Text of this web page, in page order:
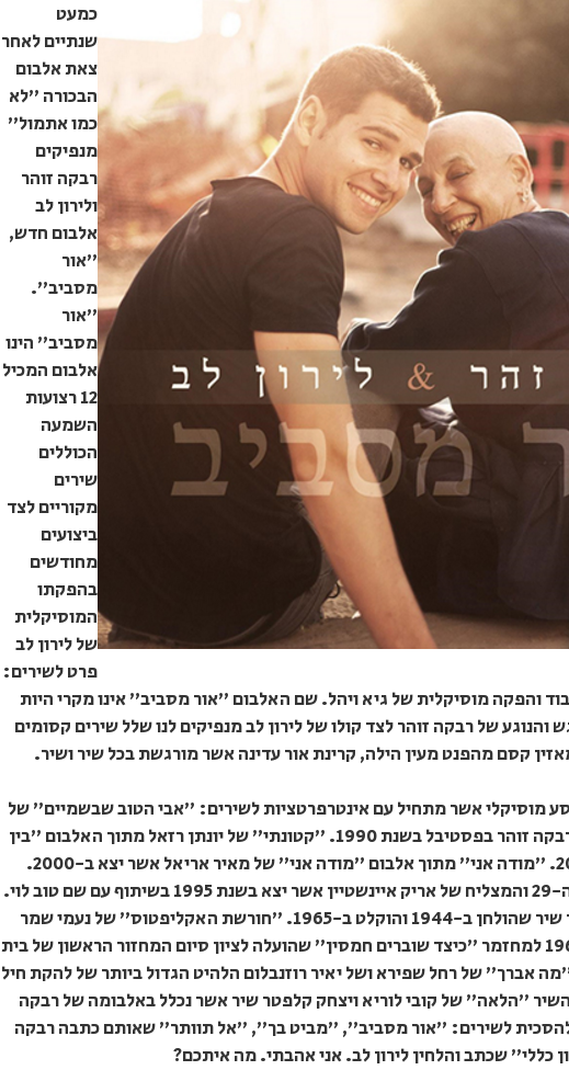
כמעט
שנתיים לאחר
צאת אלבום
הבכורה "לא
כמו אתמול"
מנפיקים
רבקה זוהר
ולירון לב
אלבום חדש,
"אור
מסביב".
"אור
מסביב" הינו
אלבום המכיל
12 רצועות
השמעה
הכוללים
שירים
מקוריים לצד
ביצועים
מחודשים
בהפקתו
המוסיקלית
של לירון לב
פרט לשירים:
והפקה מוסיקלית של גיא ויהל. שם האלבום "אור מסביב" אינו מקרי היות
והנוגע של רבקה זוהר לצד קולו של לירון לב מנפיקים לנו שלל שירים קסומים
קסם מהפנט מעין הילה, קרינת אור עדינה אשר מורגשת בכל שיר ושיר.
מוסיקלי אשר מתחיל עם אינטרפרטציות לשירים: "אבי הטוב שבשמיים" של
שלמה קאלו שיר אותו ביצעה רבקה זוהר בפסטיבל בשנת 1990. "קטונתי" של יונתן רזאל מתוך האלבום "בין
הצלילים" אשר יצא בשנת 2012. "מודה אני" מתוך אלבום "מודה אני" של מאיר אריאל אשר יצא ב-2000.
"יש בי אהבה" מתוך אלבומו ה-29 והמצליח של אריק איינשטיין אשר יצא בשנת 1995 בשיתוף עם שם טוב לוי.
"עץ הרימון" של יעקב אורלנד שיר שהולחן ב-1944 והוקלט ב-1965. "חורשת האקליפטוס" של נעמי שמר
אשר כתבה את השיר בשנת 1961 למחזמר "כיצד שוברים חמסין" שהועלה לציון סיום המחזור הראשון של בית
אברך" של רחל שפירא ושל יאיר רוזנבלום הלהיט הגדול ביותר של להקת חיל
אשר בוצע בשנת 1968. והשיר "הלאה" של קובי לוריא ויצחק קלפטר שיר אשר נכלל באלבומה של רבקה
לשירים: "אור מסביב", "מביט בך", "אל תוותר" שאותם כתבה רבקה
כללי" שכתב והלחין לירון לב. אני אהבתי. מה איתכם?